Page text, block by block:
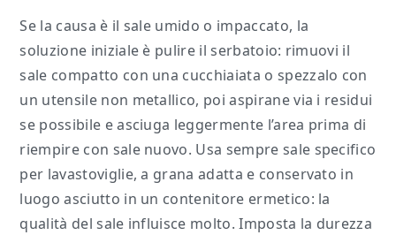
Se la causa è il sale umido o impaccato, la
soluzione iniziale è pulire il serbatoio: rimuovi il
sale compatto con una cucchiaiata o spezzalo con
un utensile non metallico, poi aspirane via i residui
se possibile e asciuga leggermente l’area prima di
riempire con sale nuovo. Usa sempre sale specifico
per lavastoviglie, a grana adatta e conservato in
luogo asciutto in un contenitore ermetico: la
qualità del sale influisce molto. Imposta la durezza